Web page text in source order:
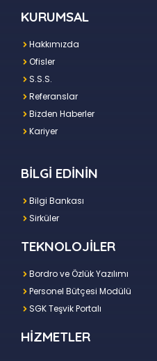
KURUMSAL
Hakkımızda
Ofisler
S.S.S.
Referanslar
Bizden Haberler
Kariyer
BİLGİ EDİNİN
Bilgi Bankası
Sirküler
TEKNOLOJİLER
Bordro ve Özlük Yazılımı
Personel Bütçesi Modülü
SGK Teşvik Portalı
HİZMETLER